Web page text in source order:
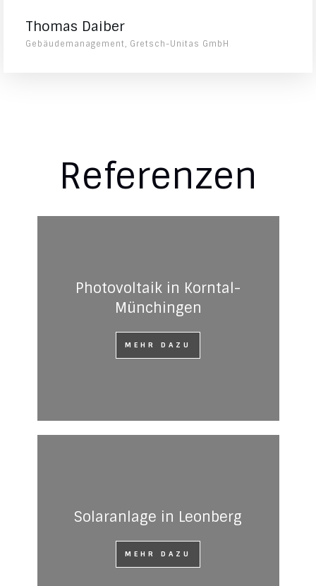
Thomas Daiber
Gebäudemanagement, Gretsch-Unitas GmbH
Referenzen
Photovoltaik in Korntal-
Münchingen
MEHR DAZU
Solaranlage in Leonberg
MEHR DAZU